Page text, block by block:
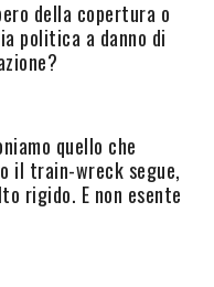
della copertura o
politica a danno di
quello che
il train-wreck segue,
rigido. E non esente